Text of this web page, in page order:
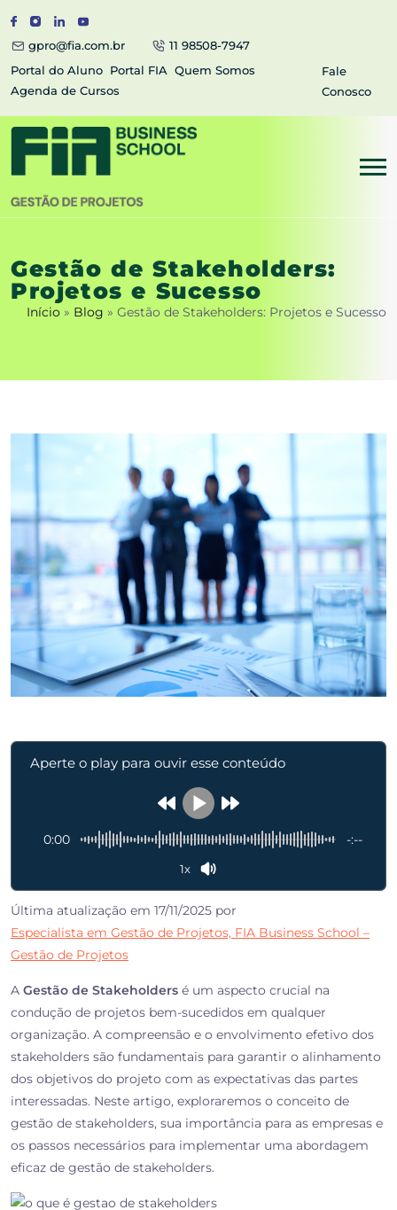
gpro@fia.com.br
11 98508-7947
Portal do Aluno Portal FIA Quem Somos
Agenda de Cursos
Fale
Conosco
Gestão de Stakeholders:
Projetos e Sucesso
Início » Blog » Gestão de Stakeholders: Projetos e Sucesso
Aperte o play para ouvir esse conteúdo
0:00 -:--
1x
Última atualização em 17/11/2025 por
Especialista em Gestão de Projetos, FIA Business School –
Gestão de Projetos
A Gestão de Stakeholders é um aspecto crucial na
condução de projetos bem-sucedidos em qualquer
organização. A compreensão e o envolvimento efetivo dos
stakeholders são fundamentais para garantir o alinhamento
dos objetivos do projeto com as expectativas das partes
interessadas. Neste artigo, exploraremos o conceito de
gestão de stakeholders, sua importância para as empresas e
os passos necessários para implementar uma abordagem
eficaz de gestão de stakeholders.